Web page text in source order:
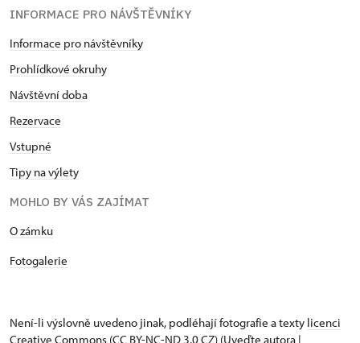
INFORMACE PRO NÁVŠTĚVNÍKY
Informace pro návštěvníky
Prohlídkové okruhy
Návštěvní doba
Rezervace
Vstupné
Tipy na výlety
MOHLO BY VÁS ZAJÍMAT
​​​​​​O zámku
Fotogalerie
Není-li výslovně uvedeno jinak, podléhají fotografie a texty licenci
Creative Commons (CC BY-NC-ND 3.0 CZ) (Uveďte autora |